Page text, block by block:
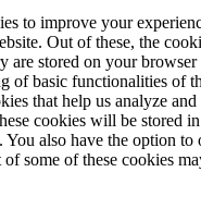
to improve your
Out of these, the
are stored on your browser
of basic functionalities of
that help us analyze
cookies will be stored
also have the option to
some of these cookies